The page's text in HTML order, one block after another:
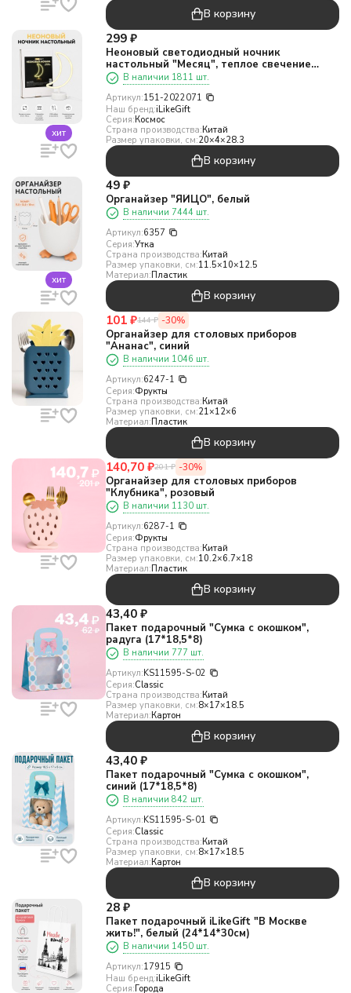
В корзину
хит
299 ₽
Неоновый светодиодный ночник
настольный "Месяц", теплое свечение
(31,5х18,5 см)
В наличии 1811 шт.
Артикул:151-2022071
Наш бренд:iLikeGift
Серия:Космос
Страна производства:Китай
Размер упаковки, см:20×4×28.3
В корзину
хит
49 ₽
Органайзер "ЯЙЦО", белый
В наличии 7444 шт.
Артикул:6357
Серия:Утка
Страна производства:Китай
Размер упаковки, см:11.5×10×12.5
Материал:Пластик
В корзину
101 ₽144 ₽ -30%
Органайзер для столовых приборов
"Ананас", синий
В наличии 1046 шт.
Артикул:6247-1
Серия:Фрукты
Страна производства:Китай
Размер упаковки, см:21×12×6
Материал:Пластик
В корзину
140,70 ₽201 ₽ -30%
Органайзер для столовых приборов
"Клубника", розовый
В наличии 1130 шт.
Артикул:6287-1
Серия:Фрукты
Страна производства:Китай
Размер упаковки, см:10.2×6.7×18
Материал:Пластик
В корзину
43,40 ₽
Пакет подарочный "Сумка с окошком",
радуга (17*18,5*8)
В наличии 777 шт.
Артикул:KS11595-S-02
Серия:Classic
Страна производства:Китай
Размер упаковки, см:8×17×18.5
Материал:Картон
В корзину
43,40 ₽
Пакет подарочный "Сумка с окошком",
синий (17*18,5*8)
В наличии 842 шт.
Артикул:KS11595-S-01
Серия:Classic
Страна производства:Китай
Размер упаковки, см:8×17×18.5
Материал:Картон
В корзину
28 ₽
Пакет подарочный iLikeGift "В Москве
жить!", белый (24*14*30см)
В наличии 1450 шт.
Артикул:17915
Наш бренд:iLikeGift
Серия:Города